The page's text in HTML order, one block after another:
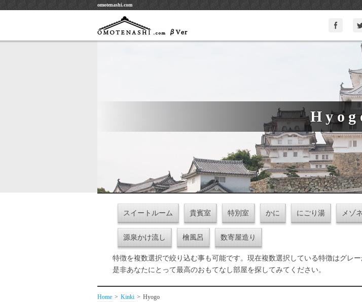
omotenashi.com
スイートルーム 貴賓室 特別室 かに にごり湯 メゾ
源泉かけ流し 檜風呂 数寄屋造り
特徴を複数選択で絞り込む事も可能です。現在複数選択している特徴はグレー
是非あなたにとって最高のおもてなし部屋を探してみてください。
Home Kinki Hyogo